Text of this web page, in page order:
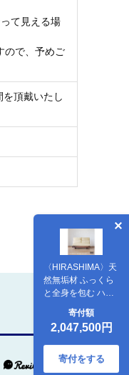
〈HIRASHIMA〉天
然無垢材 ふっくら
と全身を包む ハイ
ソファ LIBERIA
PLUS Sofa 140 /
LEATHER グラート
寄付額
2,047,500円
寄付をする
て見える場
ので、予めご
頂戴いたし